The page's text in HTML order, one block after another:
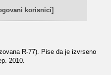
korisnici]
R-77). Pise da je izvrseno
2010.